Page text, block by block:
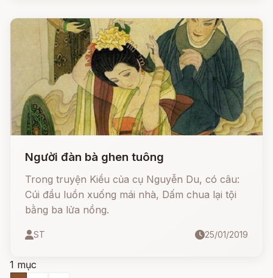
Người đàn bà ghen tuông
Trong truyện Kiều của cụ Nguyễn Du, có câu:
Cúi đầu luồn xuống mái nhà, Dấm chua lại tội
bằng ba lửa nồng.
ST 25/01/2019
1 mục